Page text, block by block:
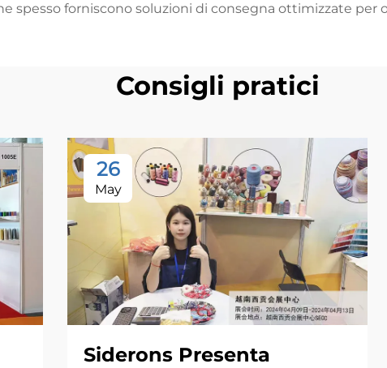
spesso forniscono soluzioni di consegna ottimizzate per
Consigli pratici
26
May
Siderons Presenta